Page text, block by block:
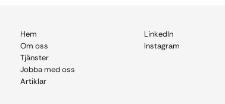
Hem
Om oss
Tjänster
Jobba med oss
Artiklar
LinkedIn
Instagram